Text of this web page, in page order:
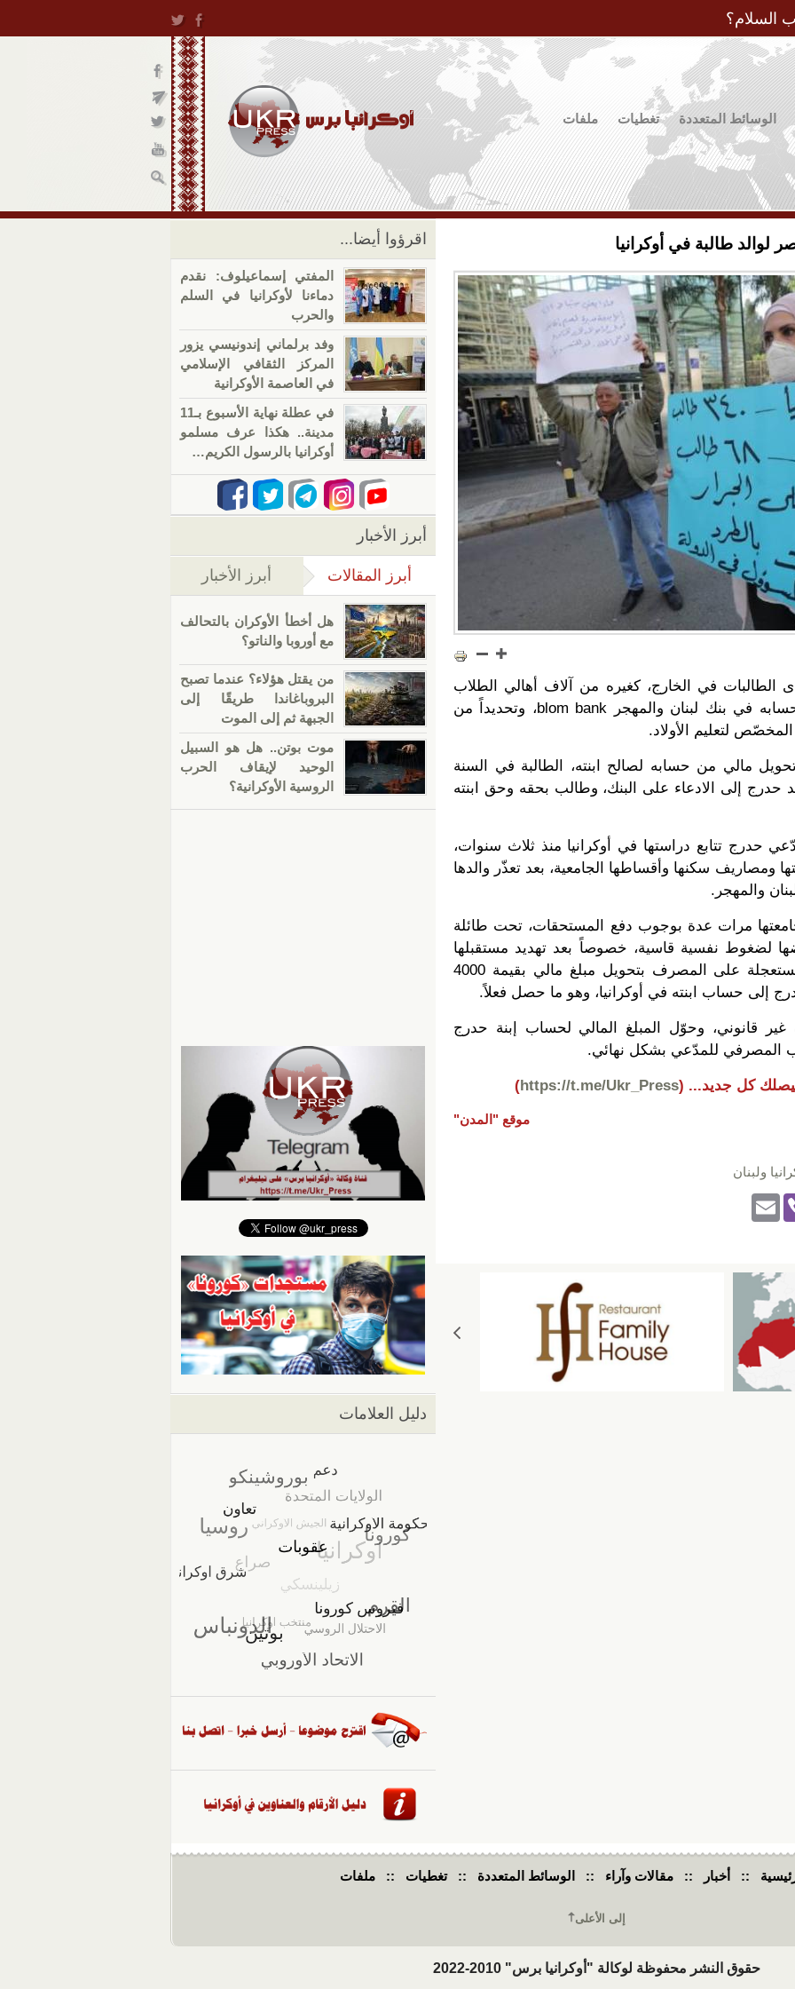
السلام؟
الوسائط المتعددة تغطيات ملفات
لوالد طالبة في أوكرانيا
الطالبات في الخارج، كغيره من آلاف أهالي الطلاب
اللبنانيين، أزمة تحويل مالي من حسابه في بنك لبنان والمهجر blom bank، وتحديداً من
لتعليم الأولاد.
مالي من حسابه لصالح ابنته، الطالبة في السنة
حدرج إلى الادعاء على البنك، وطالب بحقه وحق ابنته
حدرج تتابع دراستها في أوكرانيا منذ ثلاث سنوات،
ومصاريف سكنها وأقساطها الجامعية، بعد تعذّر والدها
والمهجر.
مرات عدة بوجوب دفع المستحقات، تحت طائلة
لضغوط نفسية قاسية، خصوصاً بعد تهديد مستقبلها
الجامعي، فحكم قاضي الأمور المستعجلة على المصرف بتحويل مبلغ مالي بقيمة 4000
إلى حساب ابنته في أوكرانيا، وهو ما حصل فعلاً.
غير قانوني، وحوّل المبلغ المالي لحساب إبنة حدرج
المصرفي للمدّعي بشكل نهائي.
كل جديد... (
https://t.me/Ukr_Press
)
موقع "المدن"
ولبنان
Vi
اقرؤوا أيضا...
المفتي إسماعيلوف: نقدم
دماءنا لأوكرانيا في السلم
والحرب
وفد برلماني إندونيسي يزور
المركز الثقافي الإسلامي
في العاصمة الأوكرانية
في عطلة نهاية الأسبوع بـ11
مدينة.. هكذا عرف مسلمو
أوكرانيا بالرسول الكريم…
أبرز الأخبار
أبرز المقالات (علامة التبويب النشطة)
أبرز الأخبار
هل أخطأ الأوكران بالتحالف
مع أوروبا والناتو؟
من يقتل هؤلاء؟ عندما تصبح
البروباغاندا طريقًا إلى
الجبهة ثم إلى الموت
موت بوتن.. هل هو السبيل
الوحيد لإيقاف الحرب
الروسية الأوكرانية؟
دليل العلامات
:: أخبار :: مقالات وآراء :: الوسائط المتعددة :: تغطيات :: ملفات
إلى الأعلى
حقوق النشر محفوظة لوكالة "أوكرانيا برس" 2010-2022